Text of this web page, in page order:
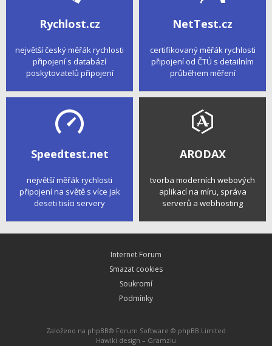
Rychlost.cz
největší český měřák rychlosti
připojení s databází
poskytovatelů připojení
NetTest.cz
certifikovaný měřák rychlosti
připojení od ČTÚ s detailním
průběhem měření
Speedtest.net
největší měřák rychlosti
připojení na světě s více jak
deseti tisíci servery
ARODAX
tvorba moderních webových
aplikací na míru, správa
serverů a webhosting
Internet Forum
Smazat cookies
Soukromí
Podmínky
Založeno na phpBB® Forum Software © phpBB Limited
Hawiki design – Gramziu